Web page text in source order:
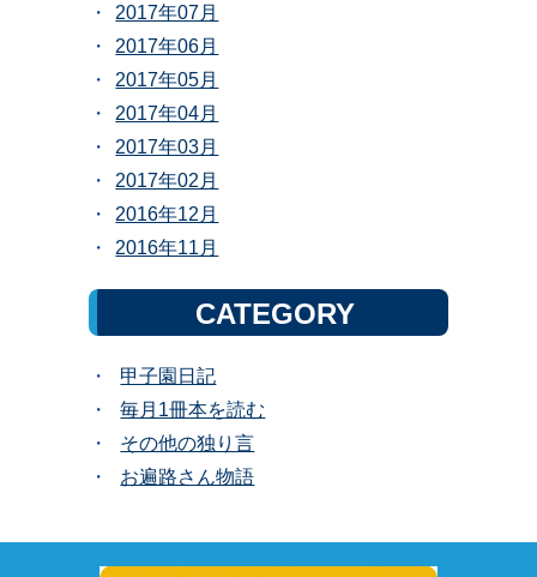
2017年07月
2017年06月
2017年05月
2017年04月
2017年03月
2017年02月
2016年12月
2016年11月
CATEGORY
甲子園日記
毎月1冊本を読む
その他の独り言
お遍路さん物語